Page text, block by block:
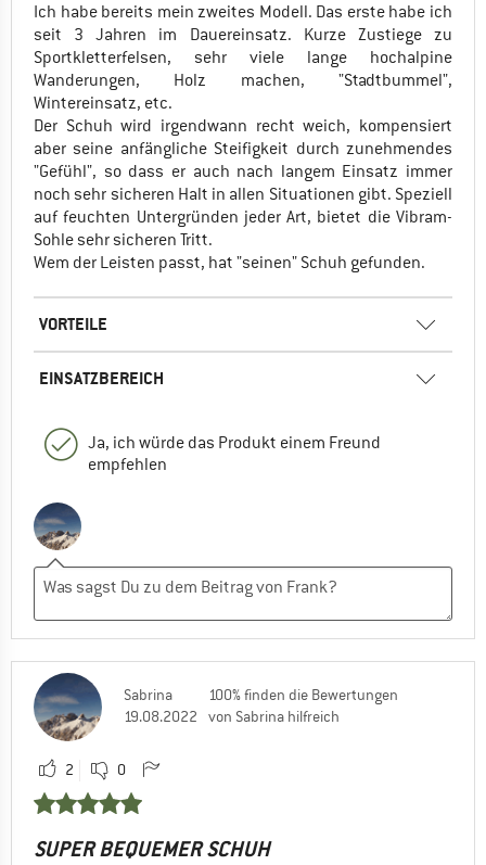
Ich habe bereits mein zweites Modell. Das erste habe ich
seit 3 Jahren im Dauereinsatz. Kurze Zustiege zu
Sportkletterfelsen, sehr viele lange hochalpine
Wanderungen, Holz machen, "Stadtbummel",
Wintereinsatz, etc.
Der Schuh wird irgendwann recht weich, kompensiert
aber seine anfängliche Steifigkeit durch zunehmendes
"Gefühl", so dass er auch nach langem Einsatz immer
noch sehr sicheren Halt in allen Situationen gibt. Speziell
auf feuchten Untergründen jeder Art, bietet die Vibram-
Sohle sehr sicheren Tritt.
Wem der Leisten passt, hat "seinen" Schuh gefunden.
VORTEILE
EINSATZBEREICH
Ja, ich würde das Produkt einem Freund
empfehlen
Sabrina
19.08.2022
100% finden die Bewertungen
von Sabrina hilfreich
2 0
SUPER BEQUEMER SCHUH